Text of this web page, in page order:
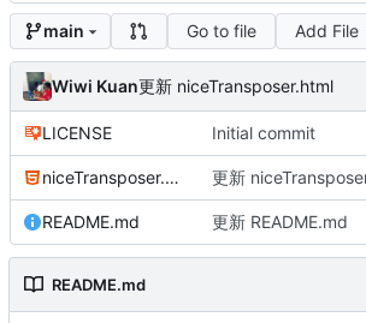
main Go to file Add File
Wiwi Kuan更新 niceTransposer.html
LICENSE Initial commit
niceTransposer.html 更新
README.md 更新 README.md
README.md